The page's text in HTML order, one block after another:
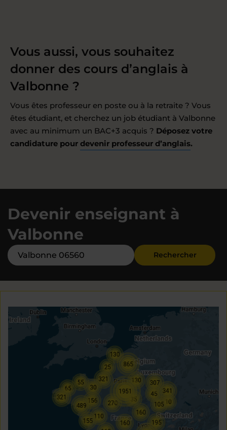
Vous aussi, vous souhaitez
donner des cours d’anglais à
Valbonne ?
Vous êtes professeur en poste ou à la retraite ? Vous
êtes étudiant, et cherchez un job étudiant à Valbonne
avec au minimum un BAC+3 acquis ? Déposez votre
candidature pour devenir professeur d’anglais.
Devenir enseignant à
Valbonne
Rechercher